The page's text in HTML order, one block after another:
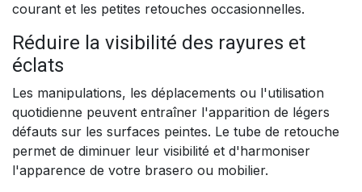
courant et les petites retouches occasionnelles.
Réduire la visibilité des rayures et
éclats
Les manipulations, les déplacements ou l'utilisation
quotidienne peuvent entraîner l'apparition de légers
défauts sur les surfaces peintes. Le tube de retouche
permet de diminuer leur visibilité et d'harmoniser
l'apparence de votre brasero ou mobilier.